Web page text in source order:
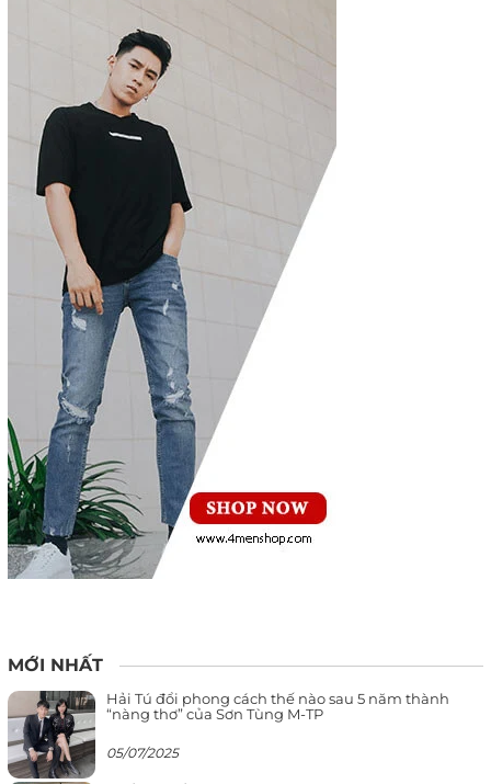
MỚI NHẤT
Hải Tú đổi phong cách thế nào sau 5 năm thành
“nàng thơ” của Sơn Tùng M-TP
05/07/2025